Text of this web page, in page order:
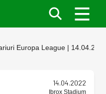
Europa League |
14.04.2022
Ibrox Stadium